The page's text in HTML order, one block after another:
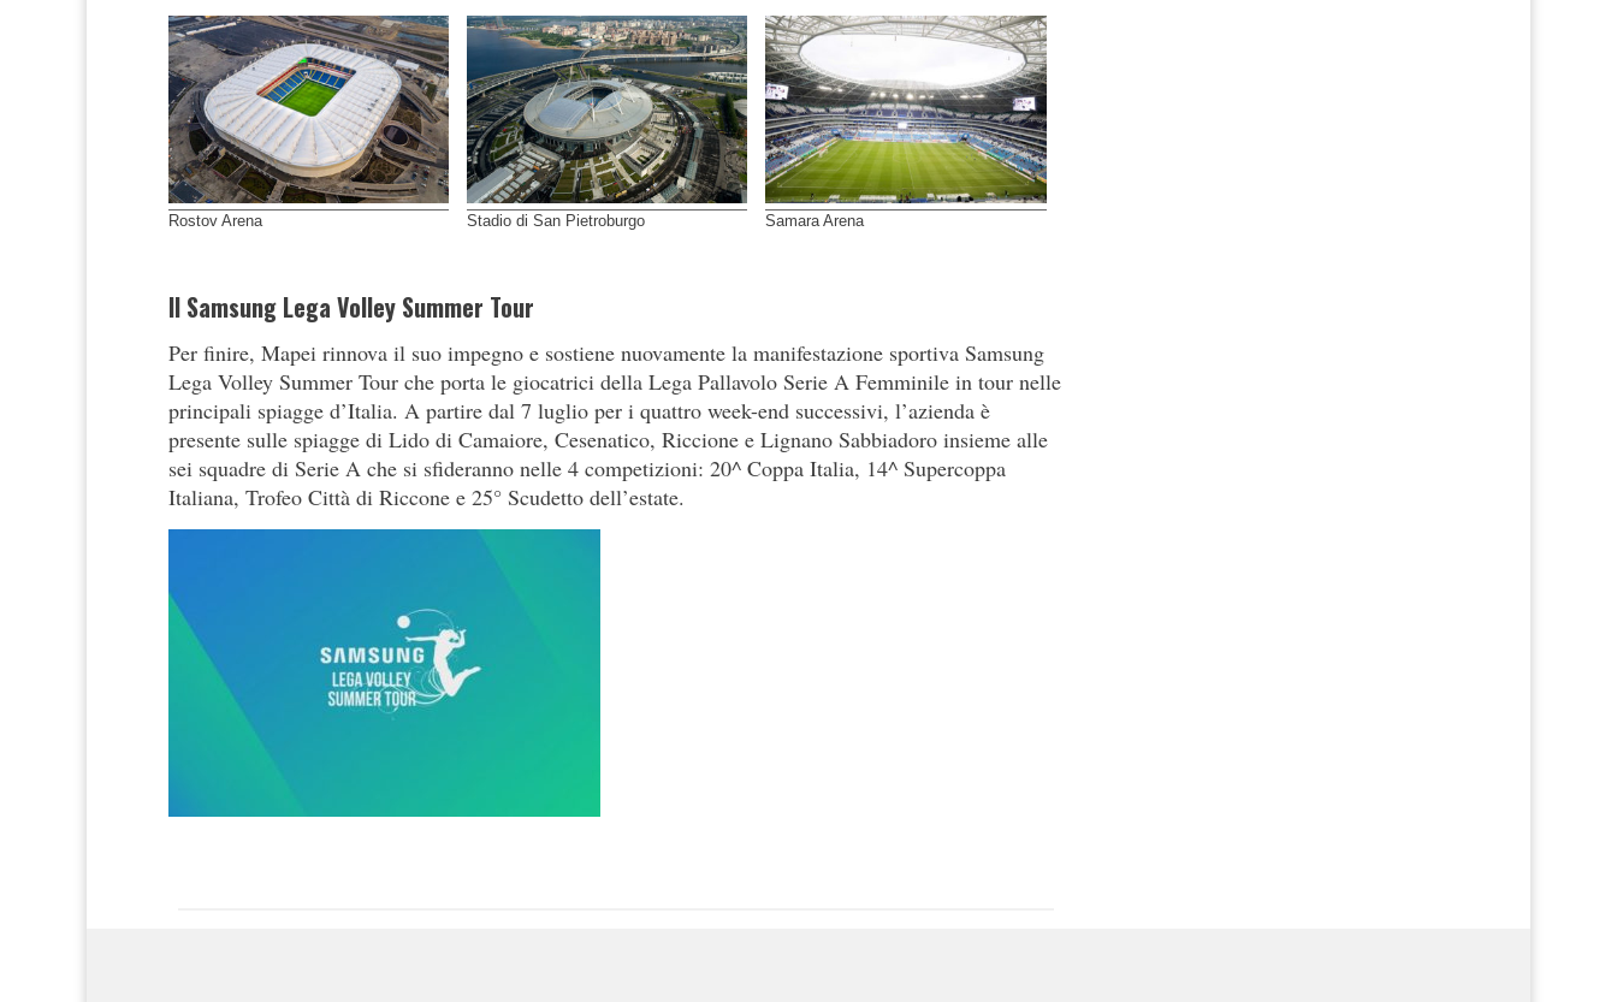
Rostov Arena Stadio di San Pietroburgo Samara Arena
Il Samsung Lega Volley Summer Tour
Per finire, Mapei rinnova il suo impegno e sostiene nuovamente la manifestazione sportiva Samsung
Lega Volley Summer Tour che porta le giocatrici della Lega Pallavolo Serie A Femminile in tour nelle
principali spiagge d’Italia. A partire dal 7 luglio per i quattro week-end successivi, l’azienda è
presente sulle spiagge di Lido di Camaiore, Cesenatico, Riccione e Lignano Sabbiadoro insieme alle
sei squadre di Serie A che si sfideranno nelle 4 competizioni: 20^ Coppa Italia, 14^ Supercoppa
Italiana, Trofeo Città di Riccone e 25° Scudetto dell’estate.